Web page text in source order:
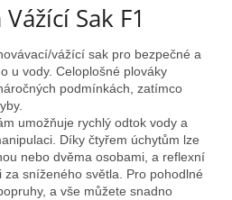
Sak F1
vážící sak pro bezpečné a
u vody. Celoplošné plováky
podmínkách, zatímco
umožňuje rychlý odtok vody a
Díky čtyřem úchytům lze
nebo dvěma osobami, a reflexní
sníženého světla. Pro pohodlné
a vše můžete snadno